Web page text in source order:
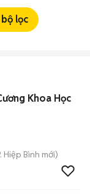
lọc
Khoa Học
Hiệp Bình mới)